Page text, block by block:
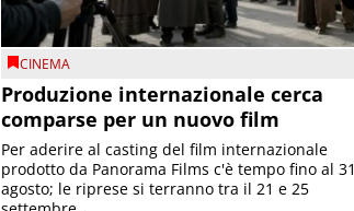
CINEMA
Produzione internazionale cerca
comparse per un nuovo film
Per aderire al casting del film internazionale
prodotto da Panorama Films c'è tempo fino al 31
agosto; le riprese si terranno tra il 21 e 25